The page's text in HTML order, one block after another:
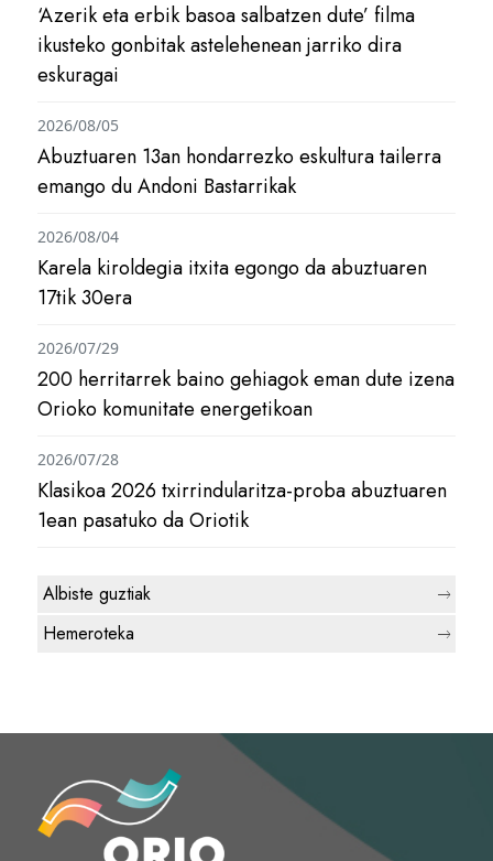
‘Azerik eta erbik basoa salbatzen dute’ filma
ikusteko gonbitak astelehenean jarriko dira
eskuragai
Abuztuaren 13an hondarrezko eskultura tailerra
emango du Andoni Bastarrikak
2026/08/05
Karela kiroldegia itxita egongo da abuztuaren
17tik 30era
2026/08/04
200 herritarrek baino gehiagok eman dute izena
Orioko komunitate energetikoan
2026/07/29
Klasikoa 2026 txirrindularitza-proba abuztuaren
1ean pasatuko da Oriotik
2026/07/28
Albiste guztiak
Hemeroteka